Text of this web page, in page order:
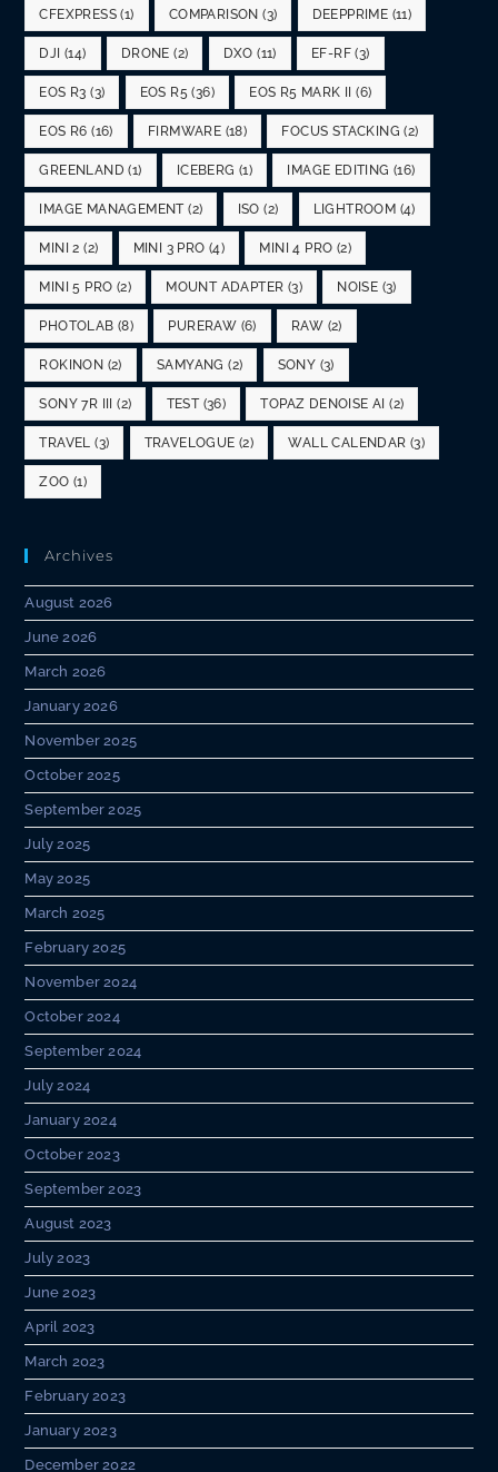
CFEXPRESS (1) COMPARISON (3) DEEPPRIME (11)
DJI (14) DRONE (2) DXO (11) EF-RF (3)
EOS R3 (3) EOS R5 (36) EOS R5 MARK II (6)
EOS R6 (16) FIRMWARE (18) FOCUS STACKING (2)
GREENLAND (1) ICEBERG (1) IMAGE EDITING (16)
IMAGE MANAGEMENT(2) ISO (2) LIGHTROOM (4)
MINI 2 (2) MINI 3 PRO (4) MINI 4 PRO (2)
MINI 5 PRO (2) MOUNT ADAPTER (3) NOISE (3)
PHOTOLAB (8) PURERAW (6) RAW (2)
ROKINON (2) SAMYANG (2) SONY (3)
SONY 7R III (2) TEST(36) TOPAZ DENOISE AI (2)
TRAVEL (3) TRAVELOGUE (2) WALL CALENDAR (3)
ZOO (1)
Archives
August 2026
June 2026
March 2026
January 2026
November 2025
October 2025
September 2025
July 2025
May 2025
March 2025
February 2025
November 2024
October 2024
September 2024
July 2024
January 2024
October 2023
September 2023
August 2023
July 2023
June 2023
April 2023
March 2023
February 2023
January 2023
December 2022